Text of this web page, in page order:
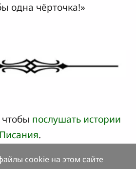
одна чёрточка!»
послушать истории
.
cookie на этом сайте